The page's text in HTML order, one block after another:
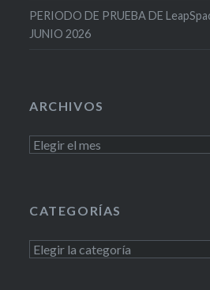
PERIODO DE PRUEBA DE
JUNIO 2026
ARCHIVOS
Archivos
CATEGORÍAS
Categorías